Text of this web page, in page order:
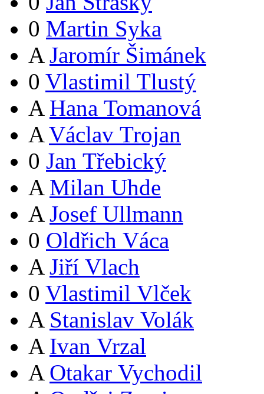
0 Martin Syka
A Jaromír Šimánek
0 Vlastimil Tlustý
A Hana Tomanová
A Václav Trojan
0 Jan Třebický
A Milan Uhde
A Josef Ullmann
0 Oldřich Váca
A Jiří Vlach
0 Vlastimil Vlček
A Stanislav Volák
A Ivan Vrzal
A Otakar Vychodil